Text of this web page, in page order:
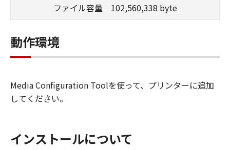
と、アクセスすること、読み出すこと、も
しくは実行することのいずれも含むものと
します）することができます。お客様はま
た、お客様が「プリンタ」を使用すること
に、本契約の条件の下で、「許諾ソフトウ
エア」を使用させることができます。その
べての責任を負っていただくものとしま
ファイル容量 102,560,338 byte
動作環境
Media Configuration Toolを使って、プリンターに追加
してください。
インストールについて